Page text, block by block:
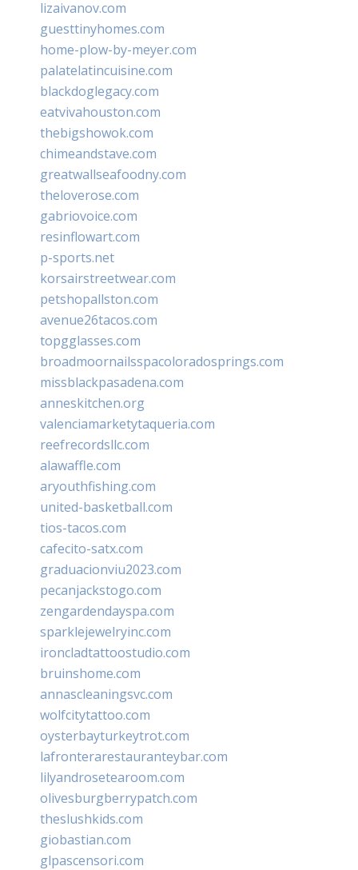
lizaivanov.com
guesttinyhomes.com
home-plow-by-meyer.com
palatelatincuisine.com
blackdoglegacy.com
eatvivahouston.com
thebigshowok.com
chimeandstave.com
greatwallseafoodny.com
theloverose.com
gabriovoice.com
resinflowart.com
p-sports.net
korsairstreetwear.com
petshopallston.com
avenue26tacos.com
topgglasses.com
broadmoornailsspacoloradosprings.com
missblackpasadena.com
anneskitchen.org
valenciamarketytaqueria.com
reefrecordsllc.com
alawaffle.com
aryouthfishing.com
united-basketball.com
tios-tacos.com
cafecito-satx.com
graduacionviu2023.com
pecanjackstogo.com
zengardendayspa.com
sparklejewelryinc.com
ironcladtattoostudio.com
bruinshome.com
annascleaningsvc.com
wolfcitytattoo.com
oysterbayturkeytrot.com
lafronterarestauranteybar.com
lilyandrosetearoom.com
olivesburgberrypatch.com
theslushkids.com
giobastian.com
glpascensori.com